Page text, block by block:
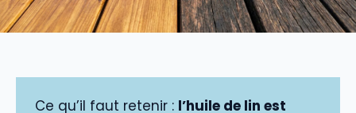
Ce qu’il faut retenir : l’huile de lin est